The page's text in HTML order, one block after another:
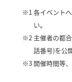
※1各イベント
い。
※2 主催者の都
話番号)を公
※3 開催時間等